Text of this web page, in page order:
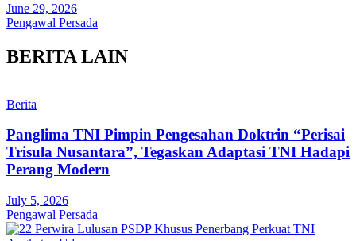
June 29, 2026
Pengawal Persada
BERITA LAIN
Berita
Panglima TNI Pimpin Pengesahan Doktrin “Perisai
Trisula Nusantara”, Tegaskan Adaptasi TNI Hadapi
Perang Modern
July 5, 2026
Pengawal Persada